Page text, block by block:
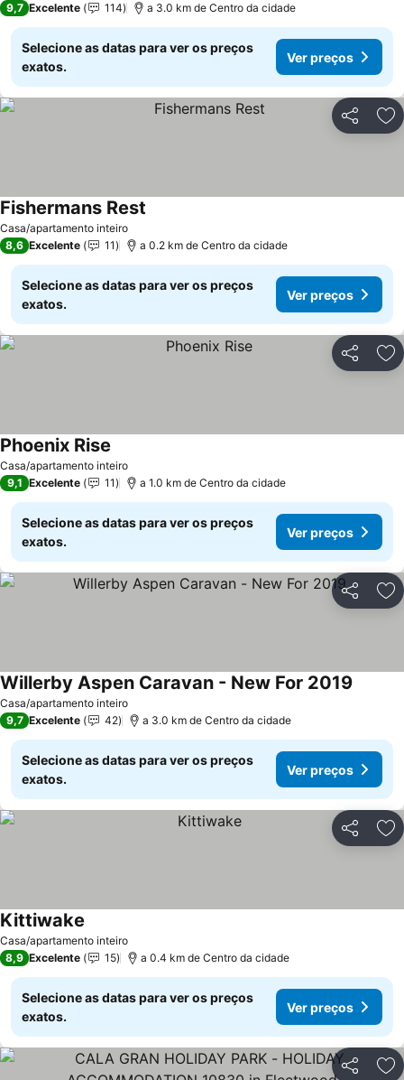
9,7 Excelente 114 a 3.0 km de Centro da cidade
Selecione as datas para ver os preços
exatos.
Ver preços
Partilhar
Casa/apartamento inteiro
Fishermans Rest
8,6 Excelente 11 a 0.2 km de Centro da cidade
Selecione as datas para ver os preços
exatos.
Ver preços
Partilhar
Casa/apartamento inteiro
Phoenix Rise
9,1 Excelente 11 a 1.0 km de Centro da cidade
Selecione as datas para ver os preços
exatos.
Ver preços
Partilhar
Casa/apartamento inteiro
Willerby Aspen Caravan - New For 2019
9,7 Excelente 42 a 3.0 km de Centro da cidade
Selecione as datas para ver os preços
exatos.
Ver preços
Partilhar
Casa/apartamento inteiro
Kittiwake
8,9 Excelente 15 a 0.4 km de Centro da cidade
Selecione as datas para ver os preços
exatos.
Ver preços
Partilhar